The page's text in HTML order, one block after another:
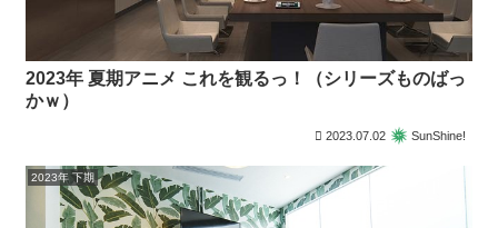
2023年 夏期アニメ これを観るっ！（シリーズものばっ
かｗ）
2023.07.02 SunShine!
2023年 下期